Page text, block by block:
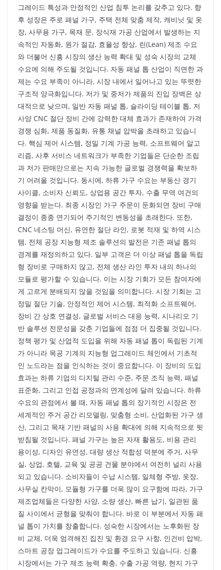
그레이드 특성과 안정적인 산업 침투 논리를 갖추고 있다. 향
후 성장은 주로 패널 가구, 주택 전체 맞춤 제작, 캐비닛 및 옷
장, 사무용 가구, 목재 문, 장식재 가공 산업에서 발생하는 지
속적인 자동화, 원가 절감, 효율성 향상, 린(Lean) 제조 수요
와 더불어 신흥 시장의 생산 능력 확대 및 성숙 시장의 교체
수요에 의해 주도될 것입니다. 자동 패널 톱 산업이 직면한 과
제는 수요 부족이 아니라, 시장 내에서 일어나고 있는 뚜렷한
구조적 양극화입니다. 저가 및 중저가 제품의 진입 장벽은 상
대적으로 낮으며, 일반 자동 패널 톱, 슬라이딩 테이블 톱, 저
사양 CNC 절단 장비 간에 강력한 대체 효과가 존재하여 가격
경쟁 심화, 제품 동질화, 유통 채널 압박을 초래하고 있습니
다. 핵심 제어 시스템, 정밀 기계 가공 능력, 소프트웨어 알고
리즘, 사후 서비스 네트워크가 부족한 기업들은 단순한 조립
과 저가 판매만으로는 지속 가능한 글로벌 경쟁력을 확보하
기 어려울 것입니다. 동시에, 하류 가구 수요는 부동산 경기
사이클, 소비자 신뢰도, 상업용 공간 투자, 수출 무역 여건의
영향을 받는다. 최종 시장인 가구 주문이 둔화되면 장비 구매
결정이 종종 연기되어 주기적인 변동성을 초래한다. 또한,
CNC 네스팅 머신, 유연한 절단 라인, 로봇 적재 및 하역 시스
템, 전체 공장 지능형 제조 솔루션의 발전은 기존 패널 톱의
경계를 재정의하고 있다. 일부 고객은 더 이상 패널 톱을 독립
형 장비로 구매하지 않고, 전체 생산 라인 투자 내의 하나의
모듈로 평가할 수 있습니다. 이는 시장 기회가 모든 참여자에
게 고르게 분배되지 않을 것임을 의미합니다. 시장 기회는 고
정밀 절단 기술, 안정적인 제어 시스템, 최적화 소프트웨어,
장비 간 상호 연결성, 글로벌 서비스 대응 능력, 시나리오 기
반 솔루션 전문성을 갖춘 기업들에 점점 더 집중될 것입니다.
정책 평가 및 산업적 도입을 위해 자동 패널 톱이 독립된 기계
가 아니라 목공 기계의 지능형 업그레이드 체인에서 기초적
인 노드라는 점을 인식하는 것이 중요합니다. 이 장비의 도입
효과는 하류 기업의 디지털 관리 수준, 주문 조직 능력, 패널
표준화, 그리고 인접 공정과의 연계성에 달려 있습니다. 하류
수요의 관점에서 볼 때, 자동 패널 톱의 장기적인 시장은 전
세계적인 주거 공간 리모델링, 맞춤형 소비, 산업화된 가구 생
산, 그리고 목재 기반 패널의 사용 확대에 의해 지속적으로 뒷
받침될 것입니다. 패널 가구는 높은 자재 활용도, 비용 관리
용이성, 디자인 유연성, 대량 생산 적합성 덕분에 주거, 사무
실, 상업, 호텔, 교육 및 공공 건물 분야에서 여전히 널리 사용
되고 있습니다. 소비자들이 수납 시스템, 일체형 주방, 옷장,
사무실 칸막이, 모듈형 가구를 더욱 많이 요구함에 따라, 가구
제조업체들은 다양한 사양, 소량 생산, 빠른 납기, 일관된 품
질 사이에서 균형을 맞춰야 합니다. 바로 이 부분에서 자동 패
널 톱이 가치를 창출합니다. 성숙한 시장에서는 노후화된 장
비 교체, 더욱 엄격해진 집진 및 환경 요구 사항, 인건비 압박,
스마트 공장 업그레이드가 수요를 주도하고 있습니다. 신흥
시장에서는 가구 제조 능력 확충, 수출 가공 역량, 현지 가구